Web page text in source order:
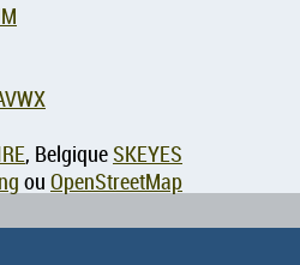
, Belgique SKEYES
ou OpenStreetMap